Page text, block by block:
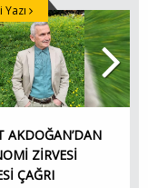
AKDOĞAN’DAN
ZİRVESİ
ÇAĞRI